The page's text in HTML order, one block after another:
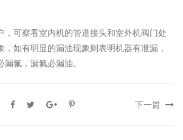
，可察看室内机的管道接头和室外机阀门处
，如有明显的漏油现象则表明机器有泄漏，
氟，漏氟必漏油。
下一篇